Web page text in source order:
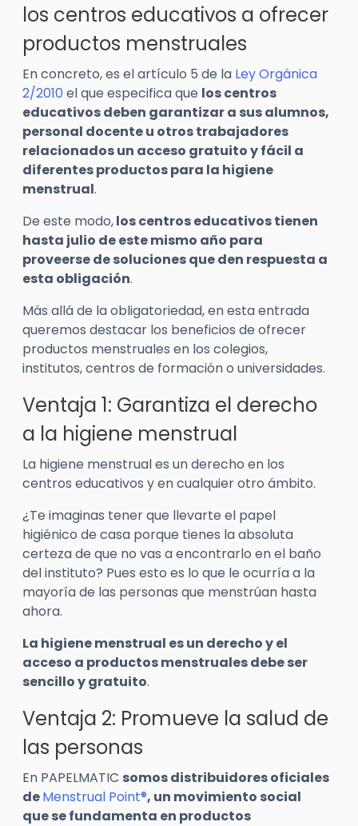
los centros educativos a ofrecer
productos menstruales
En concreto, es el artículo 5 de la Ley Orgánica
2/2010 el que especifica que los centros
educativos deben garantizar a sus alumnos,
personal docente u otros trabajadores
relacionados un acceso gratuito y fácil a
diferentes productos para la higiene
menstrual.
De este modo,los centros educativos tienen
hasta julio de este mismo año para
proveerse de soluciones que den respuesta a
esta obligación.
Más allá de la obligatoriedad, en esta entrada
queremos destacar los beneficios de ofrecer
productos menstruales en los colegios,
institutos, centros de formación o universidades.
Ventaja 1: Garantiza el derecho
a la higiene menstrual
La higiene menstrual es un derecho en los
centros educativos y en cualquier otro ámbito.
¿Te imaginas tener que llevarte el papel
higiénico de casa porque tienes la absoluta
certeza de que no vas a encontrarlo en el baño
del instituto? Pues esto es lo que le ocurría a la
mayoría de las personas que menstrúan hasta
ahora.
La higiene menstrual es un derecho y el
acceso a productos menstruales debe ser
sencillo y gratuito.
Ventaja 2: Promueve la salud de
las personas
En PAPELMATIC somos distribuidores oficiales
deMenstrual Point®, un movimiento social
que se fundamenta en productos